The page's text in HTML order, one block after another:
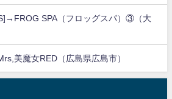
SPA（フロッグスパ）③（大
美魔女RED（広島県広島市）